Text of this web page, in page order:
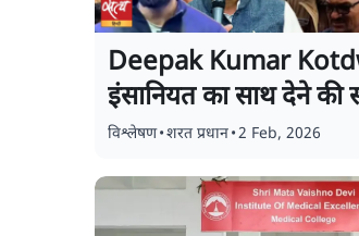
Deepak Kumar
इंसानियत का साथ देने की
विश्लेषण•शरत प्रधान•2 Feb, 2026